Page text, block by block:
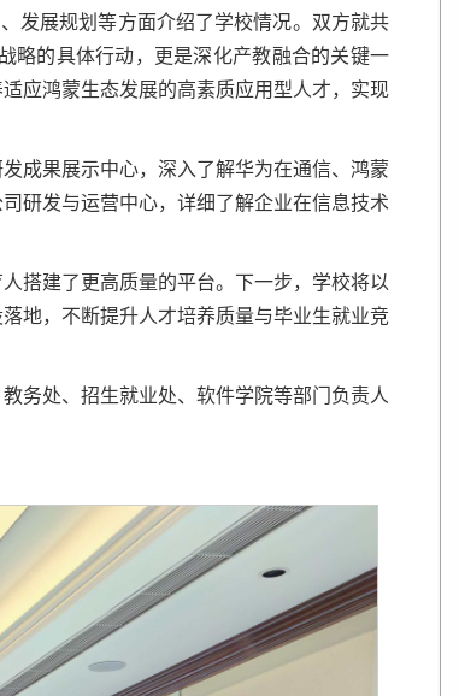
发展规划等方面介绍了学校情况。双方就共
略的具体行动，更是深化产教融合的关键一
应鸿蒙生态发展的高素质应用型人才，实现
成果展示中心，深入了解华为在通信、鸿蒙
研发与运营中心，详细了解企业在信息技术
搭建了更高质量的平台。下一步，学校将以
地，不断提升人才培养质量与毕业生就业竞
务处、招生就业处、软件学院等部门负责人